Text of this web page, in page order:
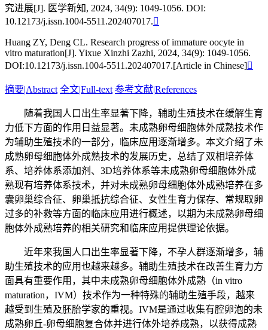
究进展[J]. 医学新知, 2024, 34(9): 1049-1056. DOI:
10.12173/j.issn.1004-5511.202407017.
Huang ZY, Deng CL. Research progress of immature oocyte in
vitro maturation[J]. Yixue Xinzhi Zazhi, 2024, 34(9): 1049-1056.
DOI:10.12173/j.issn.1004-5511.202407017.[Article in Chinese]
摘要|Abstract 全文|Full-text 参考文献|References
随着我国人口出生率显著下降，辅助生殖技术在缓解生育
力低下方面的作用日益显著。未成熟卵母细胞体外成熟技术作
为辅助生殖技术的一部分，临床应用逐渐增多。本文介绍了未
成熟卵母细胞体外成熟技术的发展历史，总结了双相培养体
系、培养体系添加剂、3D培养体系等未成熟卵母细胞体外成
熟现有培养体系技术，并对未成熟卵母细胞体外成熟培养在多
囊卵巢综合征、卵巢抵抗综合征、女性生育力保存、常规取卵
过多的补救等方面的临床应用进行概述，以期为未成熟卵母细
胞体外成熟培养的相关研究和临床应用提供理论依据。
近年来我国人口出生率显著下降，不孕人群逐渐增多，辅
助生殖技术的应用也越来越多。辅助生殖技术在改善生育力方
面具有重要作用，其中未成熟卵母细胞体外成熟（in vitro
maturation，IVM）技术作为一种特殊的辅助生殖手段，越来
越受到生殖及胚胎学家的重视。IVM是通过收集有腔卵泡的未
成熟卵丘-卵母细胞复合体并进行体外培养成熟，以获得成熟